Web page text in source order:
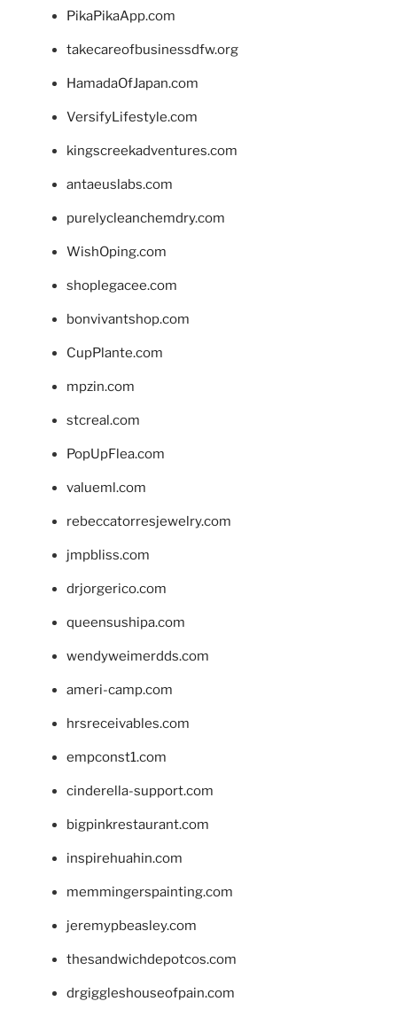
PikaPikaApp.com
takecareofbusinessdfw.org
HamadaOfJapan.com
VersifyLifestyle.com
kingscreekadventures.com
antaeuslabs.com
purelycleanchemdry.com
WishOping.com
shoplegacee.com
bonvivantshop.com
CupPlante.com
mpzin.com
stcreal.com
PopUpFlea.com
valueml.com
rebeccatorresjewelry.com
jmpbliss.com
drjorgerico.com
queensushipa.com
wendyweimerdds.com
ameri-camp.com
hrsreceivables.com
empconst1.com
cinderella-support.com
bigpinkrestaurant.com
inspirehuahin.com
memmingerspainting.com
jeremypbeasley.com
thesandwichdepotcos.com
drgiggleshouseofpain.com